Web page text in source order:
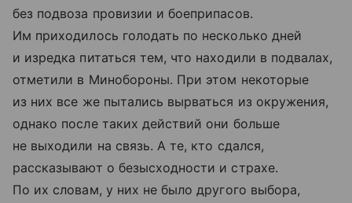
без подвоза провизии и боеприпасов.
Им приходилось голодать по несколько дней
и изредка питаться тем, что находили в подвалах,
отметили в Минобороны. При этом некоторые
из них все же пытались вырваться из окружения,
однако после таких действий они больше
не выходили на связь. А те, кто сдался,
рассказывают о безысходности и страхе.
По их словам, у них не было другого выбора,